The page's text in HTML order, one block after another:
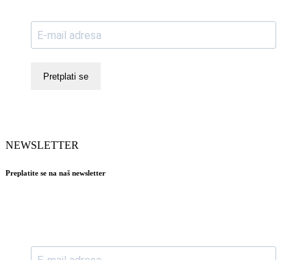
Pretplati se
NEWSLETTER
Preplatite se na naš newsletter